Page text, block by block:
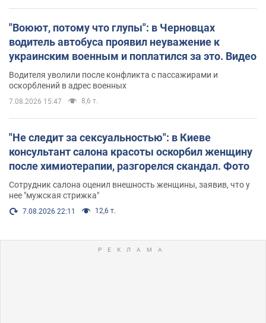
"Воюют, потому что глупы": в Черновцах
водитель автобуса проявил неуважение к
украинским военным и поплатился за это. Видео
Водителя уволили после конфликта с пассажирами и
оскорблений в адрес военных
7.08.2026 15:47 8,6 т.
"Не следит за сексуальностью": в Киеве
консультант салона красоты оскорбил женщину
после химиотерапии, разгорелся скандал. Фото
Сотрудник салона оценил внешность женщины, заявив, что у
нее "мужская стрижка"
7.08.2026 22:11 12,6 т.